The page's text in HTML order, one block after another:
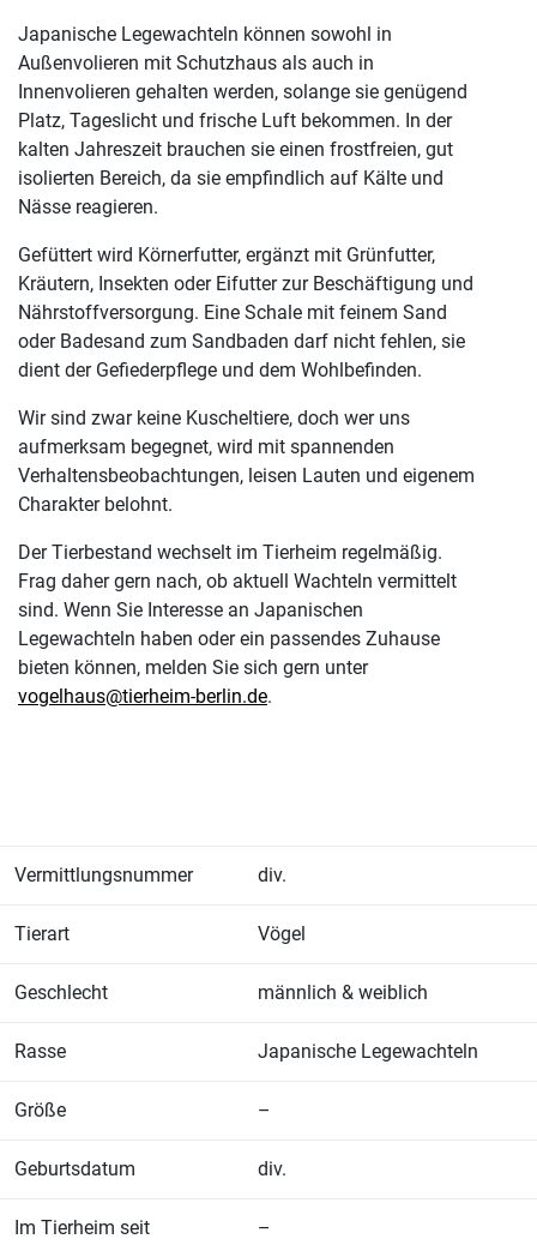
Japanische Legewachteln können sowohl in
Außenvolieren mit Schutzhaus als auch in
Innenvolieren gehalten werden, solange sie genügend
Platz, Tageslicht und frische Luft bekommen. In der
kalten Jahreszeit brauchen sie einen frostfreien, gut
isolierten Bereich, da sie empfindlich auf Kälte und
Nässe reagieren.
Gefüttert wird Körnerfutter, ergänzt mit Grünfutter,
Kräutern, Insekten oder Eifutter zur Beschäftigung und
Nährstoffversorgung. Eine Schale mit feinem Sand
oder Badesand zum Sandbaden darf nicht fehlen, sie
dient der Gefiederpflege und dem Wohlbefinden.
Wir sind zwar keine Kuscheltiere, doch wer uns
aufmerksam begegnet, wird mit spannenden
Verhaltensbeobachtungen, leisen Lauten und eigenem
Charakter belohnt.
Der Tierbestand wechselt im Tierheim regelmäßig.
Frag daher gern nach, ob aktuell Wachteln vermittelt
sind. Wenn Sie Interesse an Japanischen
Legewachteln haben oder ein passendes Zuhause
bieten können, melden Sie sich gern unter
vogelhaus@tierheim-berlin.de.
Vermittlungsnummer div.
Tierart Vögel
Geschlecht männlich & weiblich
Rasse Japanische Legewachteln
Größe –
Geburtsdatum div.
Im Tierheim seit –